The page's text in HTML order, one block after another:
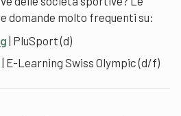
domande molto frequenti su:
| PluSport (d)
| E-Learning Swiss Olympic (d/f)